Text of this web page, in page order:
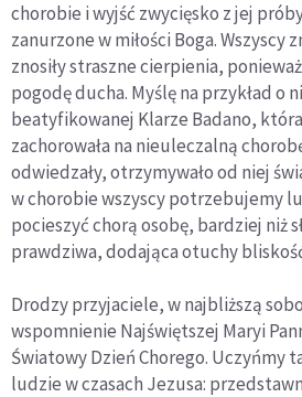
chorobie i wyjść zwycięsko z jej
zanurzone w miłości Boga. Wszyscy
znosiły straszne cierpienia,
pogodę ducha. Myślę na przykład o
beatyfikowanej Klarze Badano,
zachorowała na nieuleczalną
odwiedzały, otrzymywało od niej
w chorobie wszyscy potrzebujemy
pocieszyć chorą osobę, bardziej niż
prawdziwa, dodająca otuchy
Drodzy przyjaciele, w najbliższą
wspomnienie Najświętszej Maryi
Światowy Dzień Chorego. Uczyńmy
ludzie w czasach Jezusa: